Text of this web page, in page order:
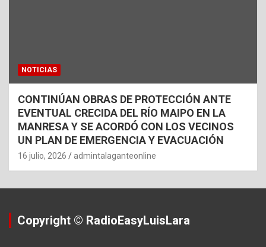
NOTICIAS
CONTINÚAN OBRAS DE PROTECCIÓN ANTE
EVENTUAL CRECIDA DEL RÍO MAIPO EN LA
MANRESA Y SE ACORDÓ CON LOS VECINOS
UN PLAN DE EMERGENCIA Y EVACUACIÓN
16 julio, 2026 admintalaganteonline
Copyright © RadioEasyLuisLara